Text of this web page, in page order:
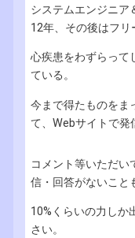
システムエンジニア
12年、その後はフリ
心疾患をわずらって
ている。
今まで得たものをま
て、Webサイトで発
コメント等いただい
信・回答がないこと
10%くらいの力しか
さい。